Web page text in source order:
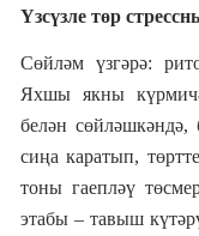
Үзсүзле төр
Сөйләм үзгәрә:
Яхшы якны
белән сөйләшкәндә,
сиңа каратып,
тоны гаепләү
этабы – тавыш